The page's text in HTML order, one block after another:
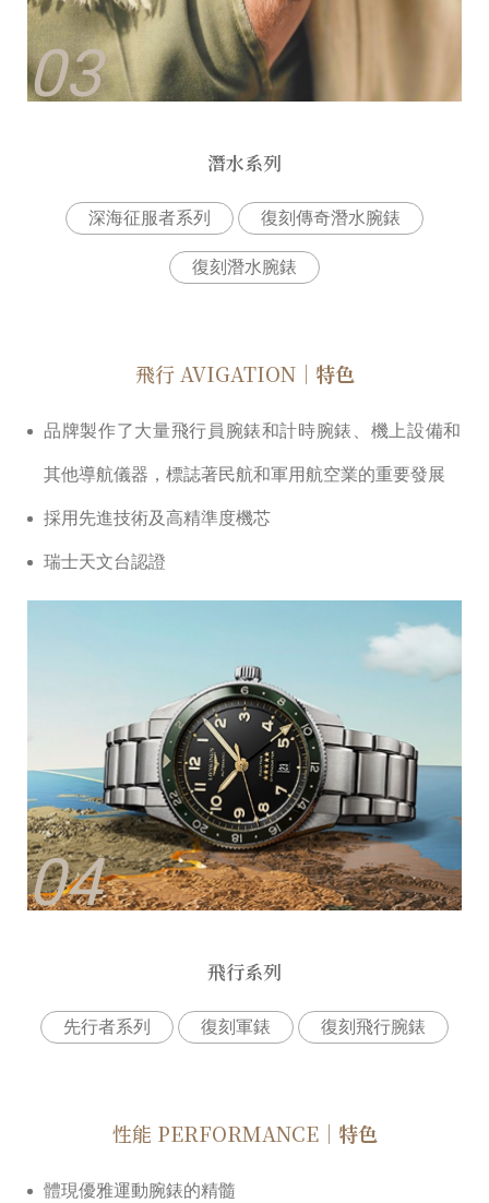
03
潛水系列
深海征服者系列 復刻傳奇潛⽔腕錶
復刻潛⽔腕錶
04
飛⾏ AVIGATION｜特色
品牌製作了⼤量⾶⾏員腕錶和計時腕錶、機上設備和
其他導航儀器，標誌著⺠航和軍⽤航空業的重要發展
採⽤先進技術及⾼精準度機芯
瑞⼠天⽂台認證
飛行系列
先⾏者系列 復刻軍錶 復刻⾶⾏腕錶
性能 PERFORMANCE｜特色
體現優雅運動腕錶的精髓